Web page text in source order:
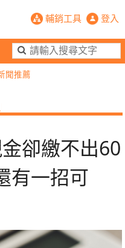
有1,900萬現金卻繳不出60萬
輔銷工具 登入
險懂生活
輔銷工具 活動專區
聞推薦
卻繳不出60
一招可